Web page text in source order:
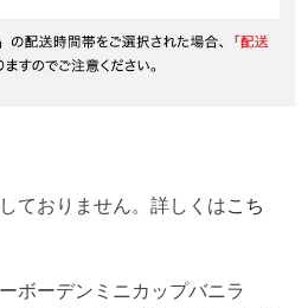
ておりません。詳しくはこち
ボーデンミニカップバニラ